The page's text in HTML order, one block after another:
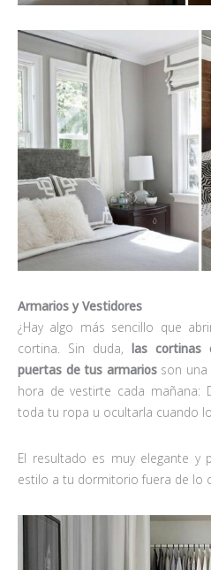
Armarios y Vestidores
¿Hay algo más sencillo que
cortina. Sin duda, las cortinas
puertas de tus armariosson una
hora de vestirte cada mañana:
toda tu ropa u ocultarla cuando
El resultado es muy elegante y
estilo a tu dormitorio fuera de lo